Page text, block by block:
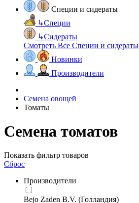
Специи и сидераты
↳Специи
↳Сидераты
Смотреть Все Специи и сидераты
Новинки
Производители
Семена овощей
Томаты
Семена томатов
Показать фильтр товаров
Сброс
Производители
Bejo Zaden B.V. (Голландия)